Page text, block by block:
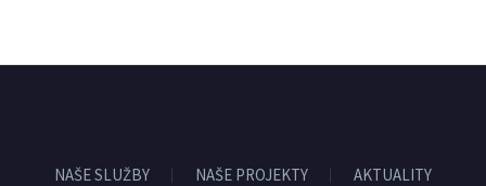
NAŠE SLUŽBY NAŠE PROJEKTY
AKTUALITY